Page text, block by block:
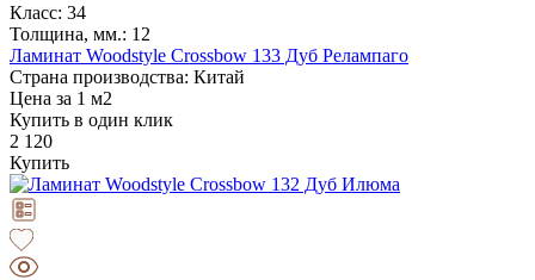
Класс: 34
Толщина, мм.: 12
Ламинат Woodstyle Crossbow 133 Дуб Релампаго
Страна производства: Китай
Цена за 1 м2
Купить в один клик
2 120
Купить